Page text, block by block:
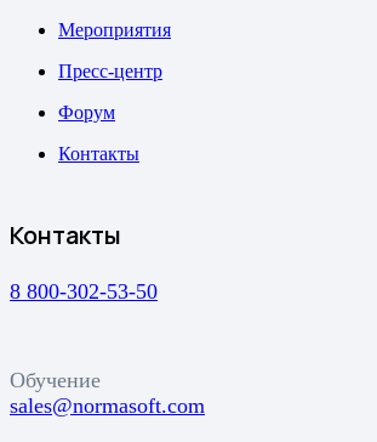
Мероприятия
Пресс-центр
Форум
Контакты
Контакты
8 800-302-53-50
Обучение
sales@normasoft.com